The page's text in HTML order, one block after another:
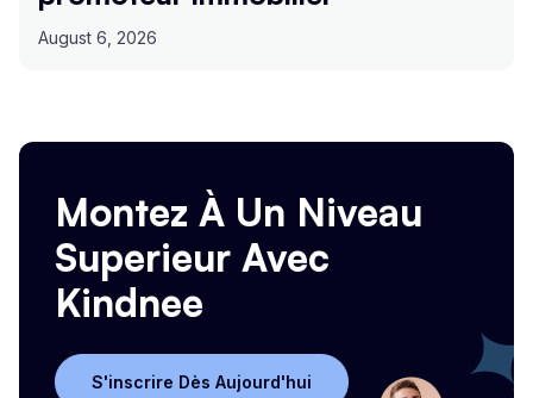
August 6, 2026
Montez À Un Niveau
Superieur Avec
Kindnee
S'inscrire Dès Aujourd'hui